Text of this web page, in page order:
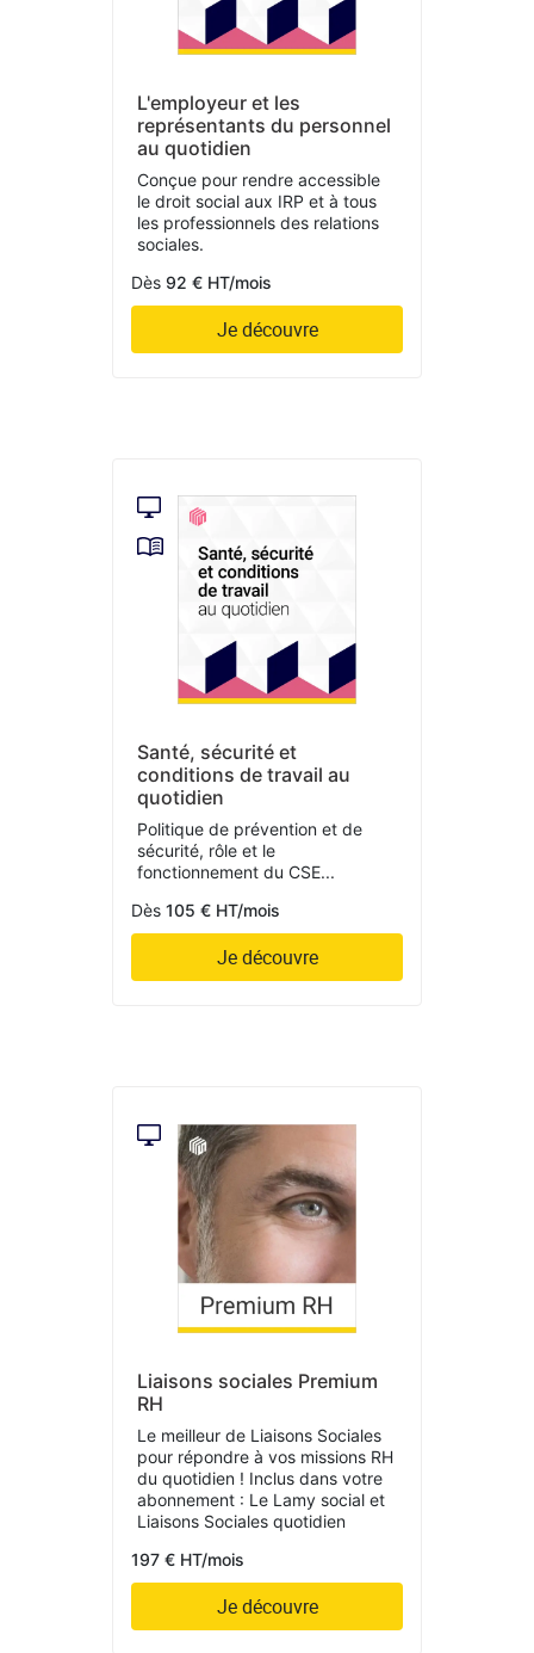
L'employeur et les
représentants du personnel
au quotidien
Conçue pour rendre accessible
le droit social aux IRP et à tous
les professionnels des relations
sociales.
Dès 92 € HT/mois
Je découvre
Santé, sécurité et
conditions de travail au
quotidien
Politique de prévention et de
sécurité, rôle et le
fonctionnement du CSE...
Dès 105 € HT/mois
Je découvre
Liaisons sociales Premium
RH
Le meilleur de Liaisons Sociales
pour répondre à vos missions RH
du quotidien ! Inclus dans votre
abonnement : Le Lamy social et
Liaisons Sociales quotidien
197 € HT/mois
Je découvre